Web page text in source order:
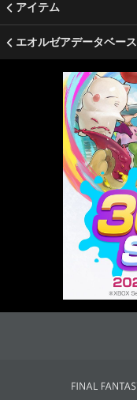
アイテム
エオルゼアデータベース